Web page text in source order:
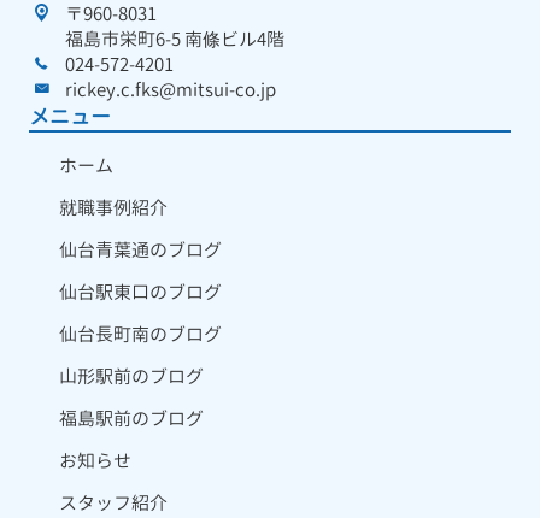
〒960-8031
福島市栄町6-5 南條ビル4階
024-572-4201
rickey.c.fks@mitsui-co.jp
メニュー
ホーム
就職事例紹介
仙台青葉通のブログ
仙台駅東口のブログ
仙台長町南のブログ
山形駅前のブログ
福島駅前のブログ
お知らせ
スタッフ紹介